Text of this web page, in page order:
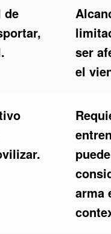
de
ser
el
arma